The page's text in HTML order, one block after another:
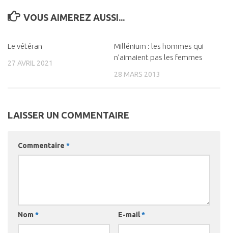
VOUS AIMEREZ AUSSI...
Le vétéran
27 AVRIL 2021
Millénium : les hommes qui
n’aimaient pas les femmes
28 MARS 2013
LAISSER UN COMMENTAIRE
Commentaire *
Nom * E-mail*